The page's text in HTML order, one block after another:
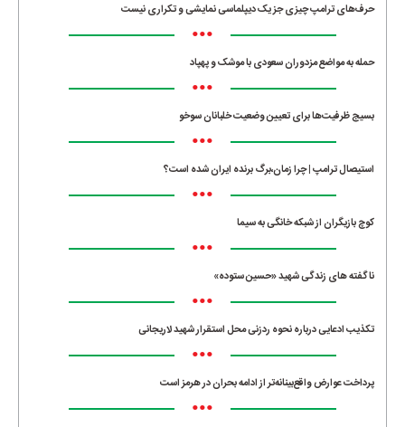
حرف‌های ترامپ چیزی جز یک دیپلماسی نمایشی و تکراری نیست
•••
حمله به مواضع مزدوران سعودی با موشک و پهپاد
•••
بسیج ظرفیت‌ها برای تعیین وضعیت خلبانان سوخو
•••
استیصال ترامپ | چرا زمان،برگ برنده ایران شده است؟
•••
کوچ بازیگران از شبکه خانگی به سیما
•••
ناگفته های زندگی شهید «حسین ستوده»
•••
تکذیب ادعایی درباره نحوه ردزنی محل استقرار شهید لاریجانی
•••
پرداخت عوارض واقع‌بینانه‌تر از ادامه بحران در هرمز است
•••